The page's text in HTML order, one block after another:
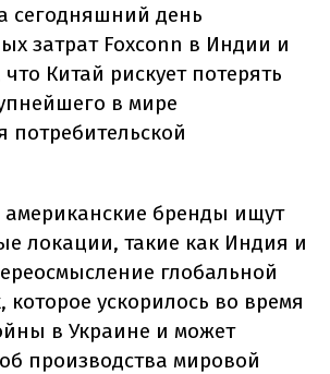
сегодняшний день
затрат Foxconn в Индии и
Китай рискует потерять
в мире
потребительской
американские бренды ищут
локации, такие как Индия и
глобальной
которое ускорилось во время
в Украине и может
производства мировой